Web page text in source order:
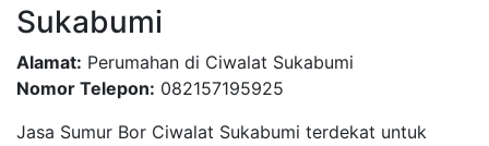
Sukabumi
Alamat: Perumahan di Ciwalat Sukabumi
Nomor Telepon: 082157195925
Jasa Sumur Bor Ciwalat Sukabumi terdekat untuk